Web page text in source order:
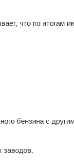
что по итогам
бензина с
заводов.